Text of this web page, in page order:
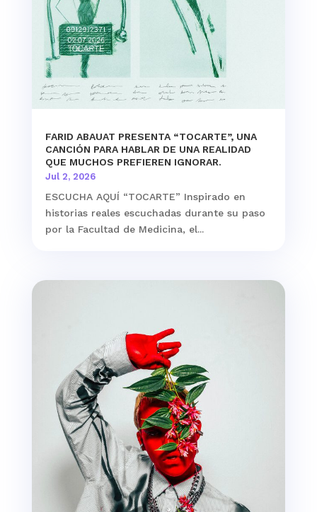
FARID ABAUAT PRESENTA “TOCARTE”, UNA
CANCIÓN PARA HABLAR DE UNA REALIDAD
QUE MUCHOS PREFIEREN IGNORAR.
Jul 2, 2026
ESCUCHA AQUÍ “TOCARTE” Inspirado en
historias reales escuchadas durante su paso
por la Facultad de Medicina, el...